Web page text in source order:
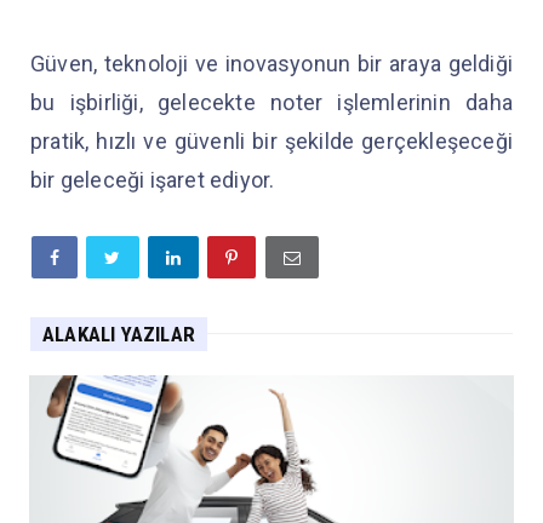
Güven, teknoloji ve inovasyonun bir araya geldiği
bu işbirliği, gelecekte noter işlemlerinin daha
pratik, hızlı ve güvenli bir şekilde gerçekleşeceği
bir geleceği işaret ediyor.
ALAKALI YAZILAR